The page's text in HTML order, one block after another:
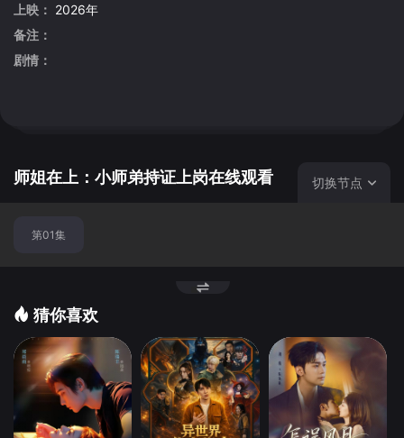
上映： 2026年
备注：
剧情：
师姐在上：小师弟持证上岗在线观看 切换节点
第01集
猜你喜欢